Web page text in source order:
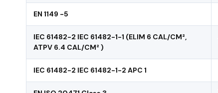
EN 1149 -5
IEC 61482-2 IEC 61482-1-1 (ELIM 6 CAL/CM²,
ATPV 6.4 CAL/CM² )
IEC 61482-2 IEC 61482-1-2 APC 1